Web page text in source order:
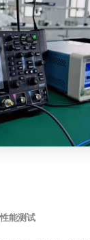
能测试